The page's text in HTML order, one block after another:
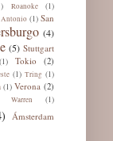
Roanoke (1)
Antonio (1) San
(4)
(5) Stuttgart
(1) Tokio (2)
(1) Tring (1)
(1) Verona (2)
Warren (1)
Ámsterdam